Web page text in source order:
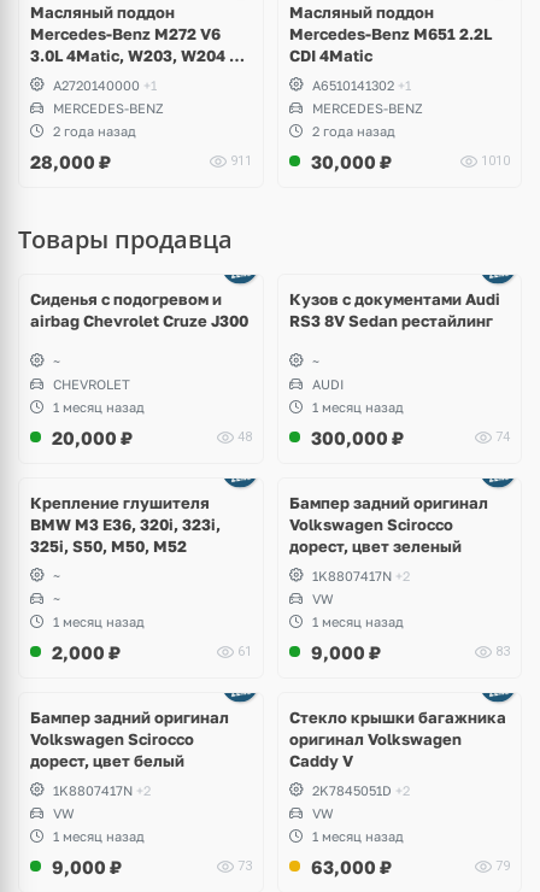
Масляный поддон
Mercedes-Benz M272 V6
3.0L 4Matic, W203, W204 C-
Class, GLK, W211, W212 E-
Class, W221 S-Class, W164
ML, W251 R-Class, W639
Vito
A2720140000 +1
MERCEDES-BENZ
2 года назад
28,000 ₽ 911
Масляный поддон
Mercedes-Benz M651 2.2L
CDI 4Matic
A6510141302 +1
MERCEDES-BENZ
2 года назад
30,000 ₽ 1010
Товары продавца
Сиденья с подогревом и
airbag Chevrolet Cruze J300
~
CHEVROLET
1 месяц назад
20,000 ₽ 48
Кузов с документами Audi
RS3 8V Sedan рестайлинг
~
AUDI
1 месяц назад
300,000 ₽ 74
Крепление глушителя
BMW M3 E36, 320i, 323i,
325i, S50, M50, M52
~
~
1 месяц назад
2,000 ₽ 61
Бампер задний оригинал
Volkswagen Scirocco
дорест, цвет зеленый
1K8807417N +2
VW
1 месяц назад
9,000 ₽ 83
Бампер задний оригинал
Volkswagen Scirocco
дорест, цвет белый
1K8807417N +2
VW
1 месяц назад
9,000 ₽ 73
Стекло крышки багажника
оригинал Volkswagen
Caddy V
2K7845051D +2
VW
1 месяц назад
63,000 ₽ 79